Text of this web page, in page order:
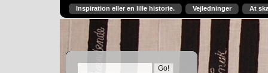
Inspiration eller en lille historie. Vejledninger At